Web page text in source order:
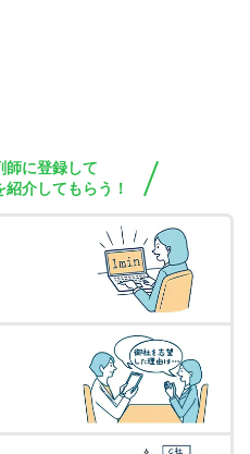
師に登録して
介してもらう！